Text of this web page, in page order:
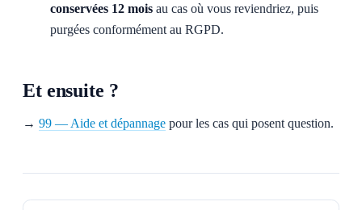
conservées 12 mois au cas où vous reviendriez, puis
purgées conformément au RGPD.
Et ensuite ?
→ 99 — Aide et dépannage pour les cas qui posent question.